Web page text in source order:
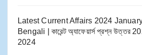
Latest Current Affairs 2024
Bengali | কারেন্ট অ্যাফেয়ার্স প্রশ্ন উত্তর
2024